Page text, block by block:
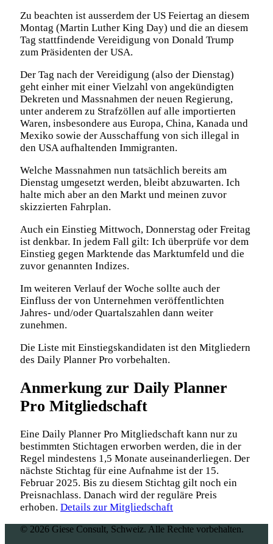
Zu beachten ist ausserdem der US Feiertag an diesem
Montag (Martin Luther King Day) und die an diesem
Tag stattfindende Vereidigung von Donald Trump
zum Präsidenten der USA.
Der Tag nach der Vereidigung (also der Dienstag)
geht einher mit einer Vielzahl von angekündigten
Dekreten und Massnahmen der neuen Regierung,
unter anderem zu Strafzöllen auf alle importierten
Waren, insbesondere aus Europa, China, Kanada und
Mexiko sowie der Ausschaffung von sich illegal in
den USA aufhaltenden Immigranten.
Welche Massnahmen nun tatsächlich bereits am
Dienstag umgesetzt werden, bleibt abzuwarten. Ich
halte mich aber an den Markt und meinen zuvor
skizzierten Fahrplan.
Auch ein Einstieg Mittwoch, Donnerstag oder Freitag
ist denkbar. In jedem Fall gilt: Ich überprüfe vor dem
Einstieg gegen Marktende das Marktumfeld und die
zuvor genannten Indizes.
Im weiteren Verlauf der Woche sollte auch der
Einfluss der von Unternehmen veröffentlichten
Jahres- und/oder Quartalszahlen dann weiter
zunehmen.
Die Liste mit Einstiegskandidaten ist den Mitgliedern
des Daily Planner Pro vorbehalten.
Anmerkung zur Daily Planner
Pro Mitgliedschaft
Eine Daily Planner Pro Mitgliedschaft kann nur zu
bestimmten Stichtagen erworben werden, die in der
Regel mindestens 1,5 Monate auseinanderliegen. Der
nächste Stichtag für eine Aufnahme ist der 15.
Februar 2025. Bis zu diesem Stichtag gilt noch ein
Preisnachlass. Danach wird der reguläre Preis
erhoben. Details zur Mitgliedschaft
© 2026 Giese Consult, Schweiz. Alle Rechte vorbehalten.